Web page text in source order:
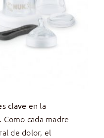
clave en la
cada madre
de dolor, el